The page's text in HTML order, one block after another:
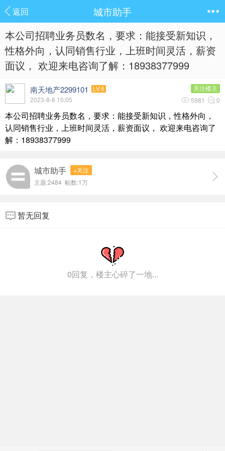
返回 城市助手
本公司招聘业务员数名，要求：能接受新知识，
性格外向，认同销售行业，上班时间灵活，薪资
面议， 欢迎来电咨询了解：18938377999
南天地产2299101 LV.6
2023-8-6 15:05
关注楼主
5981 0
本公司招聘业务员数名，要求：能接受新知识，性格外向，
认同销售行业，上班时间灵活，薪资面议， 欢迎来电咨询了
解：18938377999
城市助手
+关注
主题:2484 帖数:1万
暂无回复
0回复，楼主心碎了一地...